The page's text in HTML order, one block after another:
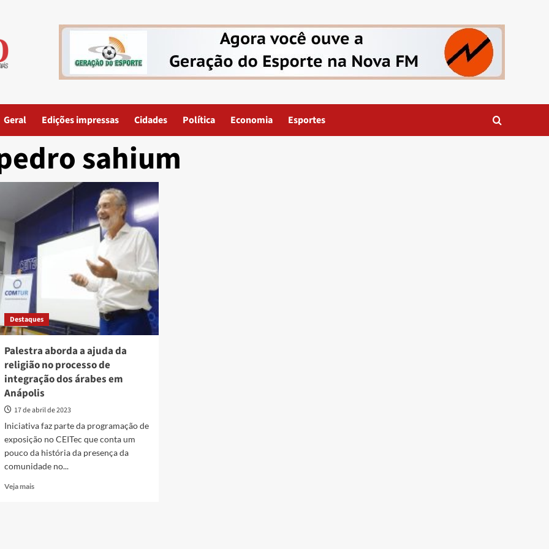
Geral Edições impressas Cidades Política Economia Esportes
sahium
Destaques
Palestra aborda a ajuda da
religião no processo de
integração dos árabes em
Anápolis
17 de abril de 2023
Iniciativa faz parte da programação de
exposição no CEITec que conta um
pouco da história da presença da
comunidade no...
Veja maisRead